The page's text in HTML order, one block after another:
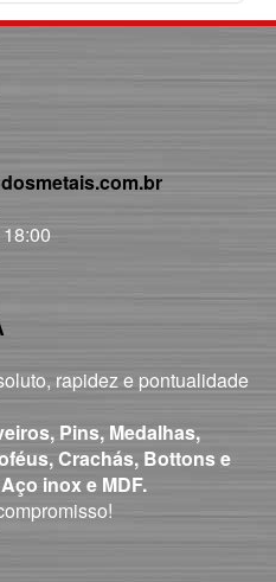
rapidez e pontualidade
Pins, Medalhas,
Crachás, Bottons e
inox e MDF.